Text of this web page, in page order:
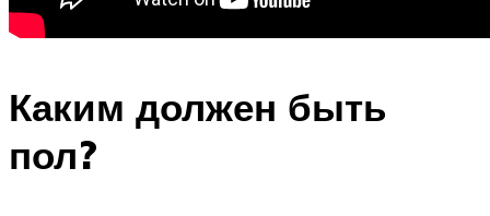
Каким должен быть
пол?